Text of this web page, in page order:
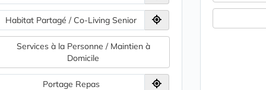
Habitat Partagé / Co-Living Senior
Services à la Personne / Maintien à
Domicile
Portage Repas